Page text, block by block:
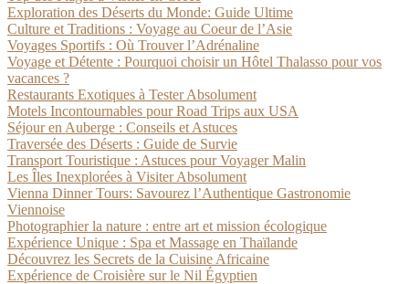
Exploration des Déserts du Monde: Guide Ultime
Culture et Traditions : Voyage au Coeur de l’Asie
Voyages Sportifs : Où Trouver l’Adrénaline
Voyage et Détente : Pourquoi choisir un Hôtel Thalasso pour vos
vacances ?
Restaurants Exotiques à Tester Absolument
Motels Incontournables pour Road Trips aux USA
Séjour en Auberge : Conseils et Astuces
Traversée des Déserts : Guide de Survie
Transport Touristique : Astuces pour Voyager Malin
Les Îles Inexplorées à Visiter Absolument
Vienna Dinner Tours: Savourez l’Authentique Gastronomie
Viennoise
Photographier la nature : entre art et mission écologique
Expérience Unique : Spa et Massage en Thaïlande
Découvrez les Secrets de la Cuisine Africaine
Expérience de Croisière sur le Nil Égyptien